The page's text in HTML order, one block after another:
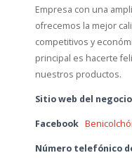
Empresa con una
ofrecemos la mejor
competitivos y
principal es hacerte
nuestros productos.
Sitio web del negocio
Facebook
Número telefónico